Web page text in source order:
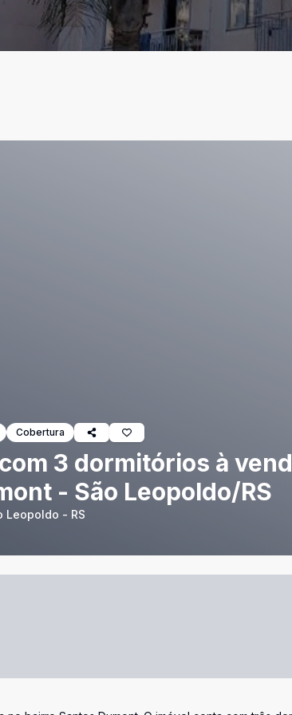
Cobertura
3 dormitórios à
- São Leopoldo/RS
Leopoldo - RS